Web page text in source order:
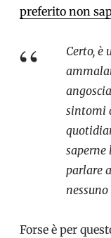
preferito non
Certo, è
sintomi
saperne
parlare
Forse è per